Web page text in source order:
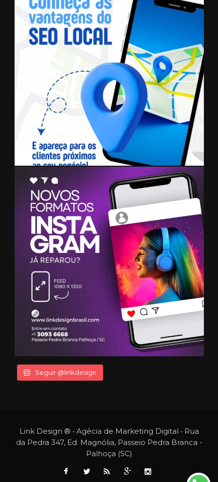
Seguir @linkdesign
Link Design ® • Agêcia de Marketing Digital • Rua
da Pedra 347, Ed. Magnólia, Passeio Pedra Branca -
Palhoça (SC)